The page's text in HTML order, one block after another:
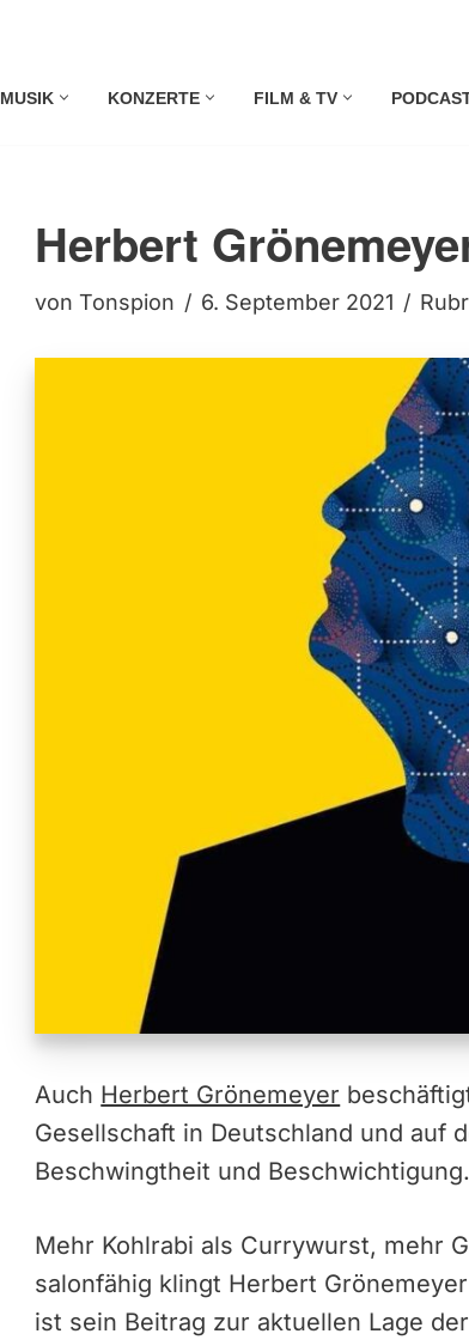
MUSIK KONZERTE FILM & TV
Herbert
vonTonspion 6. September 2021
Auch Herbert Grönemeyer
Gesellschaft in Deutschland und auf
Beschwingtheit und Beschwichtigung.
Mehr Kohlrabi als Currywurst, mehr
salonfähig klingt Herbert
ist sein Beitrag zur aktuellen Lage